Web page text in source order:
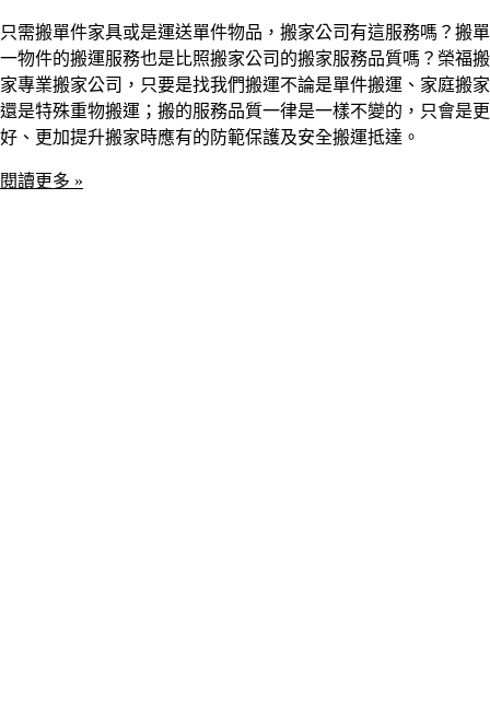
只需搬單件家具或是運送單件物品，搬家公司有這服務嗎？搬單
一物件的搬運服務也是比照搬家公司的搬家服務品質嗎？榮福搬
家專業搬家公司，只要是找我們搬運不論是單件搬運、家庭搬家
還是特殊重物搬運；搬的服務品質一律是一樣不變的，只會是更
好、更加提升搬家時應有的防範保護及安全搬運抵達。
閱讀更多 »